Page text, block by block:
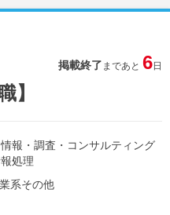
掲載終了 まであと 6日
】
情報・調査・コンサルティング
処理
系その他